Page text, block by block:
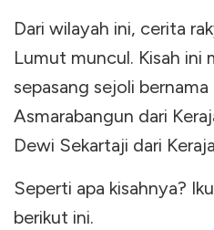
Dari wilayah ini, cerita
Lumut muncul. Kisah ini
sepasang sejoli
Asmarabangun dari
Dewi Sekartaji dari
Seperti apa kisahnya?
berikut ini.